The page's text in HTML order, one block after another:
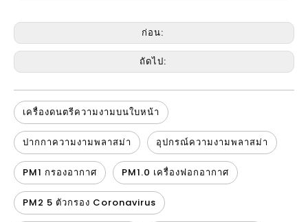
ก่อน:
ถัดไป:
เครื่องดนตรีความงามบนใบหน้า
ปากกาความงามพลาสม่า อุปกรณ์ความงามพลาสม่า
PM1 กรองอากาศ PM1.0 เครื่องฟอกอากาศ
PM2 5 ตัวกรอง Coronavirus